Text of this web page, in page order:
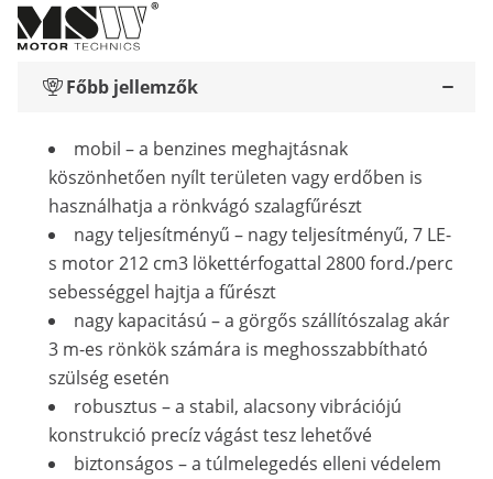
Főbb jellemzők
mobil – a benzines meghajtásnak
köszönhetően nyílt területen vagy erdőben is
használhatja a rönkvágó szalagfűrészt
nagy teljesítményű – nagy teljesítményű, 7 LE-
s motor 212 cm3 lökettérfogattal 2800 ford./perc
sebességgel hajtja a fűrészt
nagy kapacitású – a görgős szállítószalag akár
3 m-es rönkök számára is meghosszabbítható
szülség esetén
robusztus – a stabil, alacsony vibrációjú
konstrukció precíz vágást tesz lehetővé
biztonságos – a túlmelegedés elleni védelem